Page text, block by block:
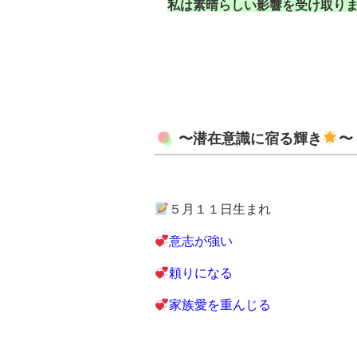
私は素晴らしい影響を受け取り
〜潜在意識に宿る輝き 〜
５月１１日生まれ
意志が強い
頼りになる
家族愛を重んじる